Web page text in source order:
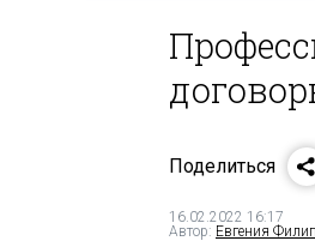
Поделиться
16.02.2022 16:17
Автор: Евгения